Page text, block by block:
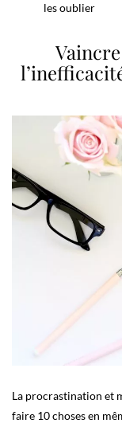
les oublier
La procrastination et
faire 10 choses en